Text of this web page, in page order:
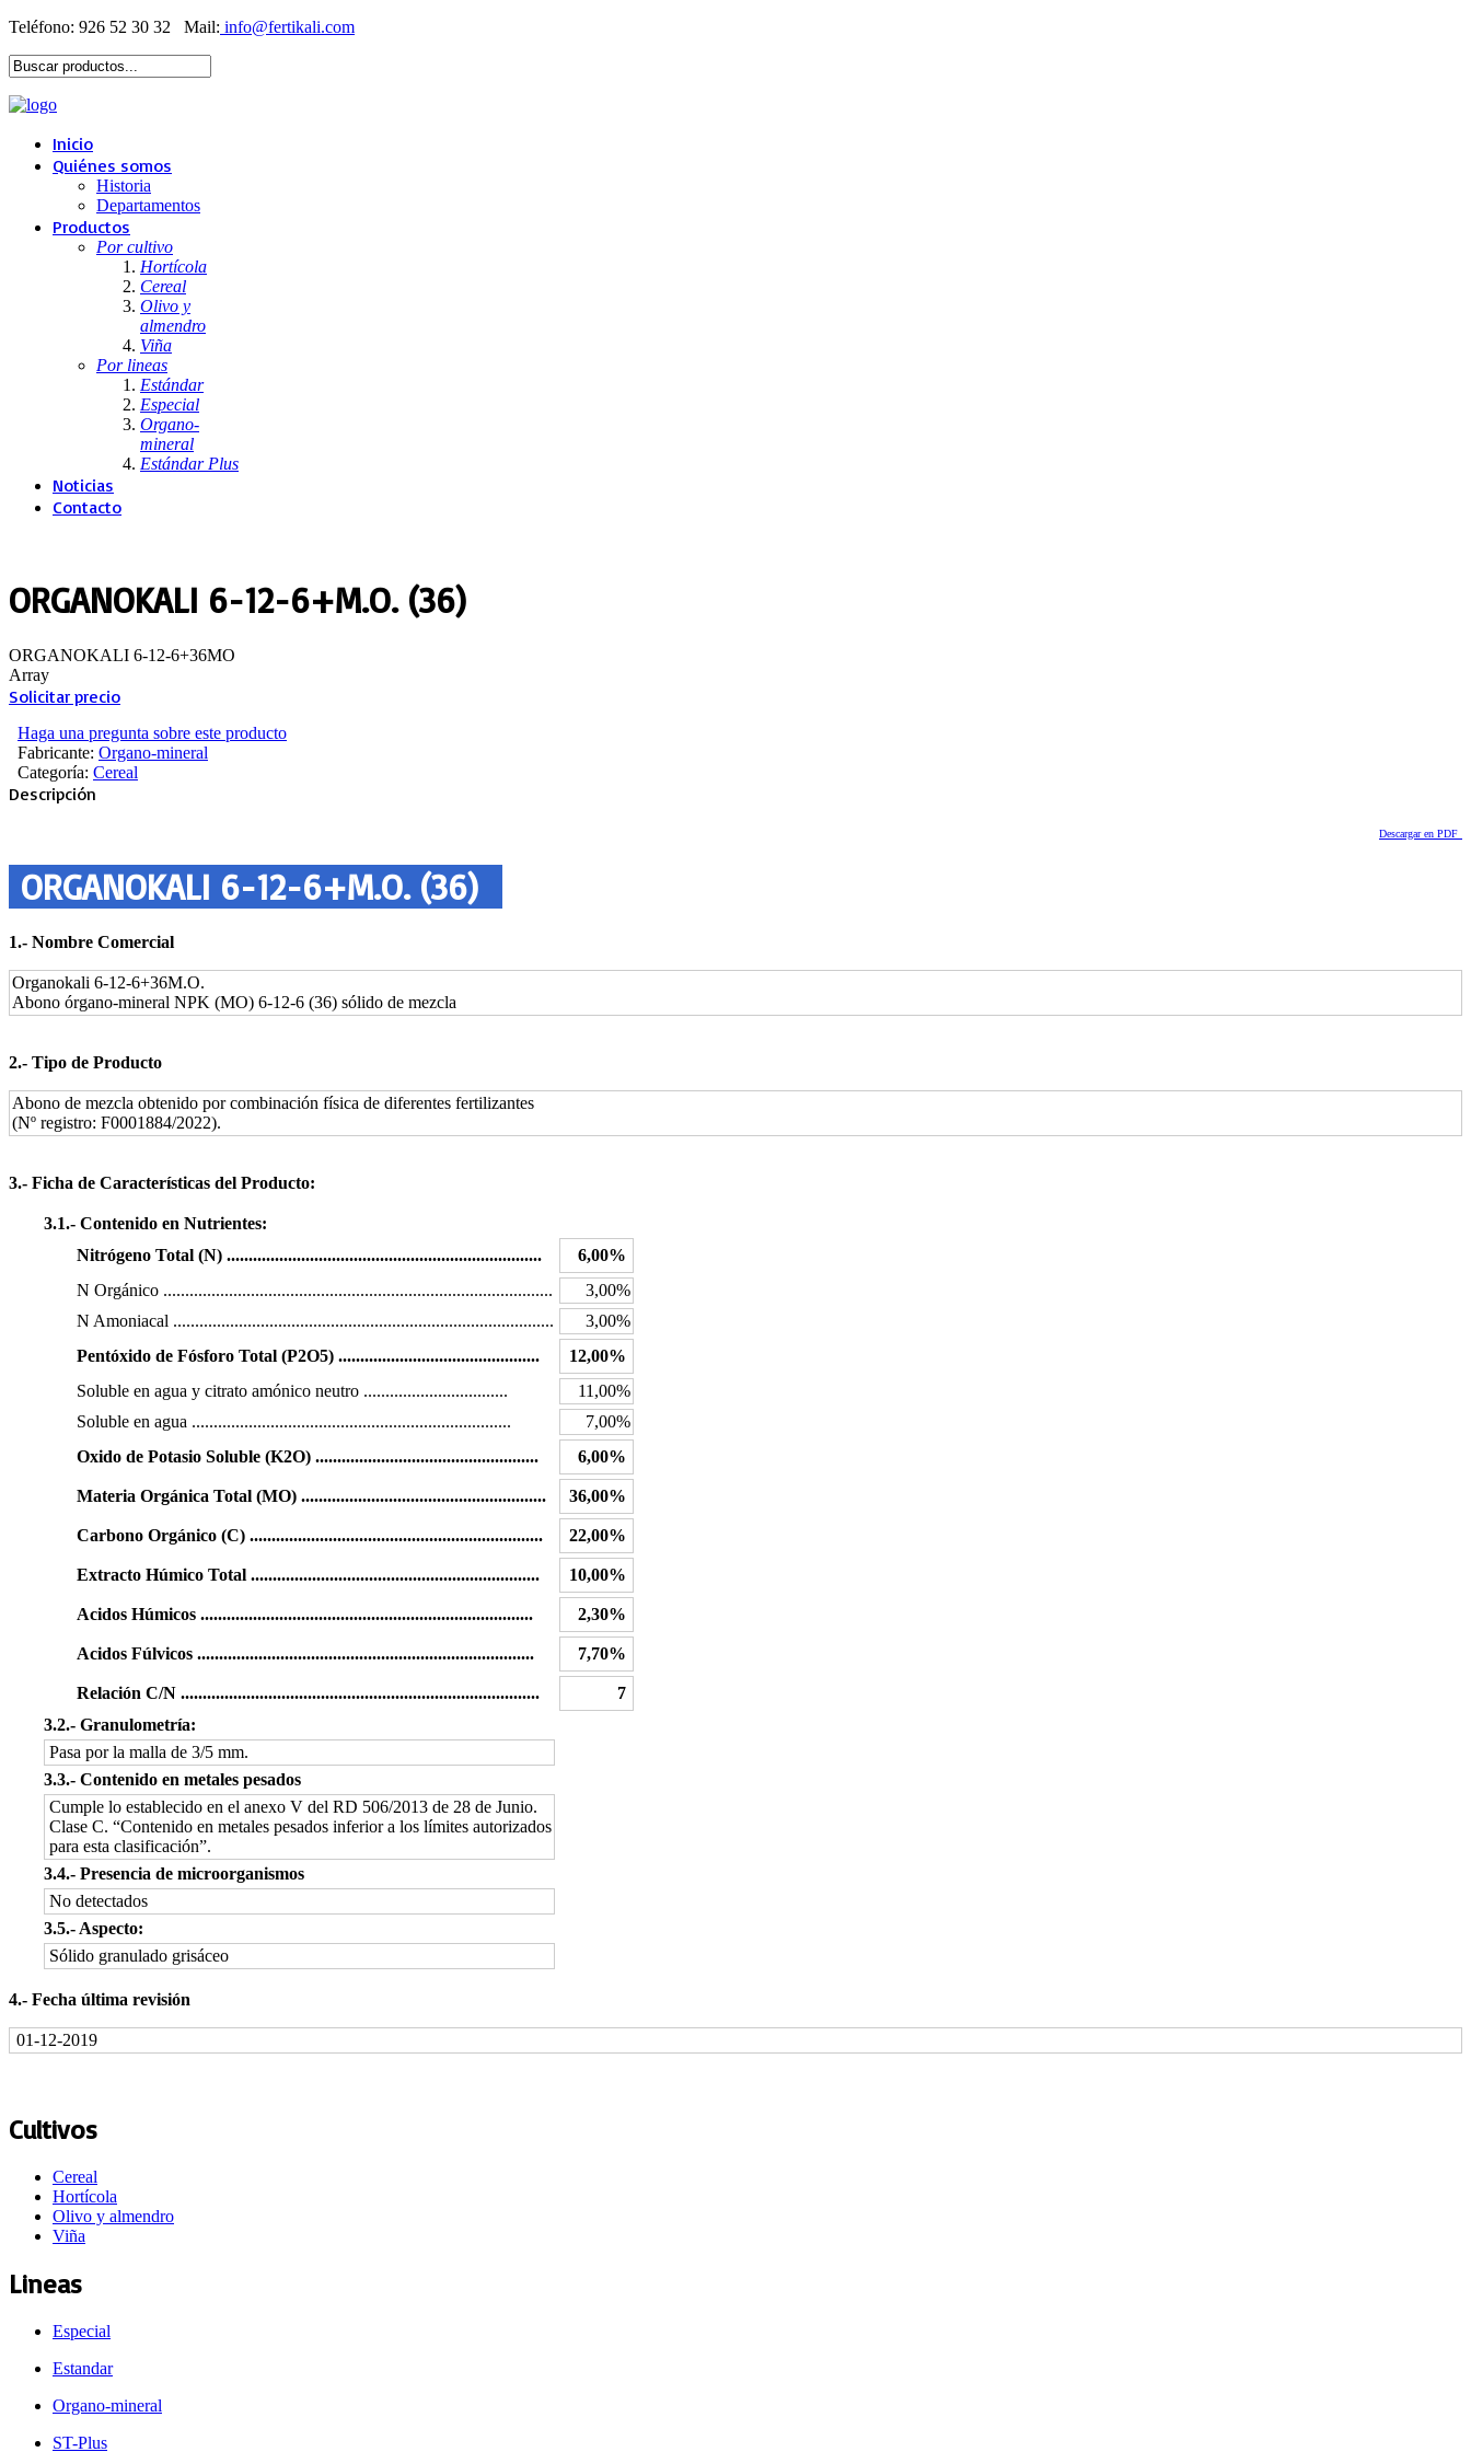
Teléfono: 926 52 30 32 Mail:
Inicio
Quiénes somos
Historia
Departamentos
Productos
Por cultivo
Hortícola
Cereal
Olivo y
almendro
Viña
Por lineas
Estándar
Especial
Organo-
mineral
Estándar Plus
Noticias
Contacto
ORGANOKALI 6-12-6+M.O. (36)
ORGANOKALI 6-12-6+36MO
Array
Solicitar precio
Haga una pregunta sobre este producto
Fabricante: Organo-mineral
Categoría: Cereal
Descripción
Descargar en PDF
ORGANOKALI 6-12-6+M.O. (36)
1.‐ Nombre Comercial
Organokali 6-12-6+36M.O.
Abono órgano-mineral NPK (MO) 6-12-6 (36) sólido de mezcla
2.‐ Tipo de Producto
Abono de mezcla obtenido por combinación física de diferentes fertilizantes
(Nº registro: F0001884/2022).
3.‐ Ficha de Características del Producto:
3.1.‐ Contenido en Nutrientes:
Nitrógeno Total (N) ........................................................................
6,00%
N Orgánico .........................................................................................
3,00%
N Amoniacal .......................................................................................
3,00%
Pentóxido de Fósforo Total (P2O5) ..............................................
12,00%
Soluble en agua y citrato amónico neutro .................................
11,00%
Soluble en agua .........................................................................
7,00%
Oxido de Potasio Soluble (K2O) ...................................................
6,00%
Materia Orgánica Total (MO) ........................................................ 36,00%
Carbono Orgánico (C) ................................................................... 22,00%
Extracto Húmico Total .................................................................. 10,00%
Acidos Húmicos ............................................................................ 2,30%
Acidos Fúlvicos ............................................................................. 7,70%
Relación C/N ..................................................................................
7
3.2.‐ Granulometría:
Pasa por la malla de 3/5 mm.
3.3.‐ Contenido en metales pesados
Cumple lo establecido en el anexo V del RD 506/2013 de 28 de Junio.
Clase C. “Contenido en metales pesados inferior a los límites autorizados
para esta clasificación”.
3.4.‐ Presencia de microorganismos
No detectados
3.5.‐ Aspecto:
Sólido granulado grisáceo
4.‐ Fecha última revisión
01-12-2019
Cultivos
Cereal
Hortícola
Olivo y almendro
Viña
Lineas
Especial
Estandar
Organo-mineral
ST-Plus